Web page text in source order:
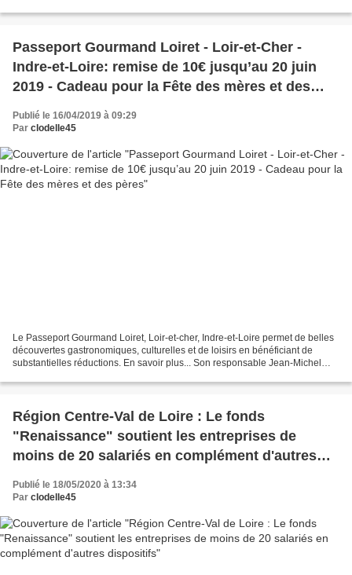
Passeport Gourmand Loiret - Loir-et-Cher -
Indre-et-Loire: remise de 10€ jusqu’au 20 juin
2019 - Cadeau pour la Fête des mères et des
Publié le 16/04/2019 à 09:29
Par clodelle45
Le Passeport Gourmand Loiret, Loir-et-cher, Indre-et-Loire permet de belles
découvertes gastronomiques, culturelles et de loisirs en bénéficiant de
substantielles réductions. En savoir plus... Son responsable Jean-Michel
Région Centre-Val de Loire : Le fonds
"Renaissance" soutient les entreprises de
moins de 20 salariés en complément d'autres
dispositifs
Publié le 18/05/2020 à 13:34
Par clodelle45